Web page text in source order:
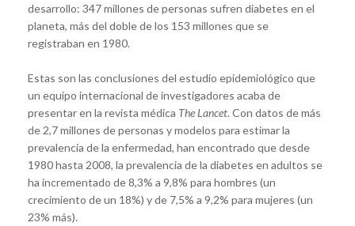
desarrollo: 347 millones de personas sufren diabetes en el
planeta, más del doble de los 153 millones que se
registraban en 1980.
Estas son las conclusiones del estudio epidemiológico que
un equipo internacional de investigadores acaba de
presentar en la revista médica The Lancet. Con datos de más
de 2,7 millones de personas y modelos para estimar la
prevalencia de la enfermedad, han encontrado que desde
1980 hasta 2008, la prevalencia de la diabetes en adultos se
ha incrementado de 8,3% a 9,8% para hombres (un
crecimiento de un 18%) y de 7,5% a 9,2% para mujeres (un
23% más).